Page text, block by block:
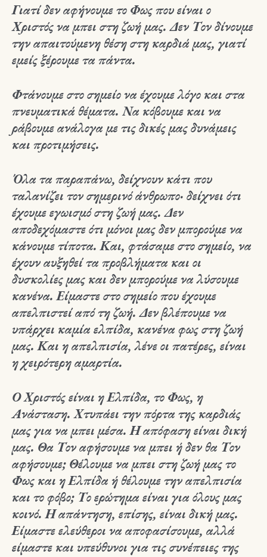
Γιατί δεν αφήνουμε το Φως που είναι ο
Χριστός να μπει στη ζωή μας. Δεν Τον δίνουμε
την απαιτούμενη θέση στη καρδιά μας, γιατί
εμείς ξέρουμε τα πάντα.
Φτάνουμε στο σημείο να έχουμε λόγο και στα
πνευματικά θέματα. Να κόβουμε και να
ράβουμε ανάλογα με τις δικές μας δυνάμεις
και προτιμήσεις.
Όλα τα παραπάνω, δείχνουν κάτι που
ταλανίζει τον σημερινό άνθρωπο· δείχνει ότι
έχουμε εγωισμό στη ζωή μας. Δεν
αποδεχόμαστε ότι μόνοι μας δεν μπορούμε να
κάνουμε τίποτα. Και, φτάσαμε στο σημείο, να
έχουν αυξηθεί τα προβλήματα και οι
δυσκολίες μας και δεν μπορούμε να λύσουμε
κανένα. Είμαστε στο σημείο που έχουμε
απελπιστεί από τη ζωή. Δεν βλέπουμε να
υπάρχει καμία ελπίδα, κανένα φως στη ζωή
μας. Και η απελπισία, λένε οι πατέρες, είναι
η χειρότερη αμαρτία.
Ο Χριστός είναι η Ελπίδα, το Φως, η
Ανάσταση. Χτυπάει την πόρτα της καρδιάς
μας για να μπει μέσα. Η απόφαση είναι δική
μας. Θα Τον αφήσουμε να μπει ή δεν θα Τον
αφήσουμε; Θέλουμε να μπει στη ζωή μας το
Φως και η Ελπίδα ή θέλουμε την απελπισία
και το φόβο; Το ερώτημα είναι για όλους μας
κοινό. Η απάντηση, επίσης, είναι δική μας.
Είμαστε ελεύθεροι να αποφασίσουμε, αλλά
είμαστε και υπεύθυνοι για τις συνέπειες της